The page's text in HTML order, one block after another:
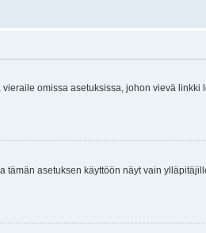
omissa asetuksissa, johon vievä
tämän asetuksen käyttöön näyt vain